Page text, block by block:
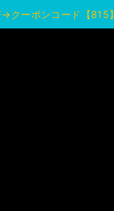
クーポンコード【815】